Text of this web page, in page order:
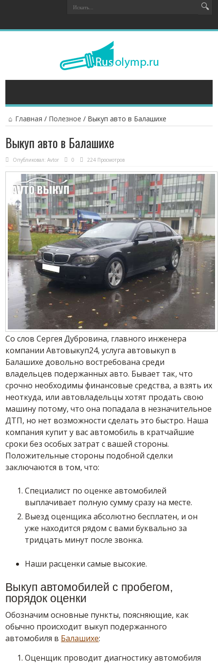
Главная / Полезное / Выкуп авто в Балашихе
Выкуп авто в Балашихе
Опубликовал:Avtor 0 224 Просмотров
Со слов Сергея Дубровина, главного инженера
компании Автовыкуп24, услуга автовыкуп в
Балашихе довольно востребована среди
владельцев подержанных авто. Бывает так, что
срочно необходимы финансовые средства, а взять их
неоткуда, или автовладельцы хотят продать свою
машину потому, что она попадала в незначительное
ДТП, но нет возможности сделать это быстро. Наша
компания купит у вас автомобиль в кратчайшие
сроки без особых затрат с вашей стороны.
Положительные стороны подобной сделки
заключаются в том, что:
Специалист по оценке автомобилей
выплачивает полную сумму сразу на месте.
Выезд оценщика абсолютно бесплатен, и он
уже находится рядом с вами буквально за
тридцать минут после звонка.
Наши расценки самые высокие.
Выкуп автомобилей с пробегом,
порядок оценки
Обозначим основные пункты, поясняющие, как
обычно происходит выкуп подержанного
автомобиля в Балашихе:
Оценщик проводит диагностику автомобиля